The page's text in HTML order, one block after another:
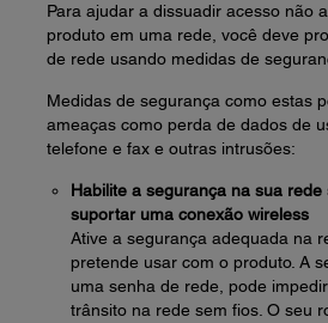
Para ajudar a dissuadir acesso não
produto em uma rede, você deve
de rede usando medidas de
Medidas de segurança como estas
ameaças como perda de dados de
telefone e fax e outras intrusões:
Habilite a segurança na sua
suportar uma conexão wireless
Ative a segurança adequada na
pretende usar com o produto. A
uma senha de rede, pode
trânsito na rede sem fios. O seu